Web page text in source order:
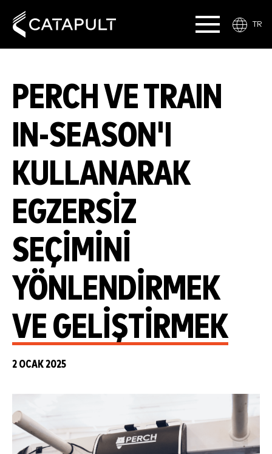
TR
PERCH VE TRAIN
IN-SEASON'I
KULLANARAK
EGZERSIZ
SEÇIMINI
YÖNLENDIRMEK
VE GELIŞTIRMEK
2 OCAK 2025